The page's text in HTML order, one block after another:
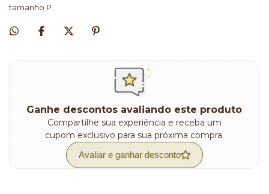
tamanho P.
Ganhe descontos avaliando este produto
Compartilhe sua experiência e receba um
cupom exclusivo para sua próxima compra.
Avaliar e ganhar desconto